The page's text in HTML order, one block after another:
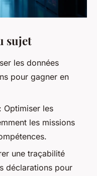
sujet
les données
pour gagner en
: Optimiser les
les missions
une traçabilité
déclarations pour